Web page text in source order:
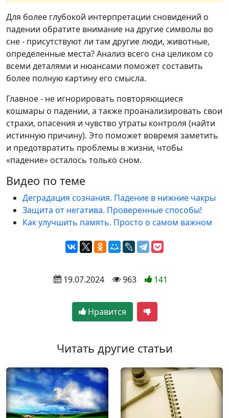
Для более глубокой интерпретации сновидений о
падении обратите внимание на другие символы во
сне - присутствуют ли там другие люди, животные,
определенные места? Анализ всего сна целиком со
всеми деталями и нюансами поможет составить
более полную картину его смысла.
Главное - не игнорировать повторяющиеся
кошмары о падении, а также проанализировать свои
страхи, опасения и чувство утраты контроля (найти
истинную причину). Это поможет вовремя заметить
и предотвратить проблемы в жизни, чтобы
«падение» осталось только сном.
Видео по теме
Деградация сознания. Падение в нижние чакры
Защита от негатива. Проверенные способы!
Как улучшить память. Просто о самом важном
19.07.2024 963 141
Нравится
Читать другие статьи